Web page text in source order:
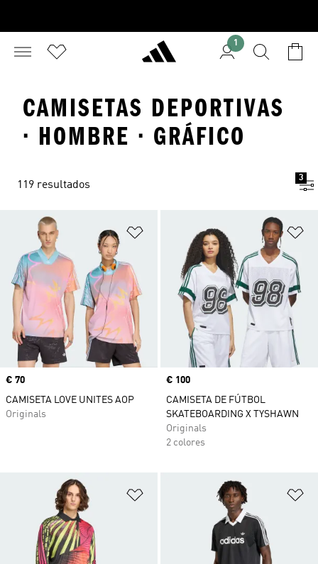
1
CAMISETAS DEPORTIVAS
· HOMBRE · GRÁFICO
119 resultados
3
Añadir a la lista de deseos
Precio
€ 70
CAMISETA LOVE UNITES AOP
Originals
Precio
€ 100
CAMISETA DE FÚTBOL
SKATEBOARDING X TYSHAWN
Originals
2 colores
Añadir a la lista de deseos